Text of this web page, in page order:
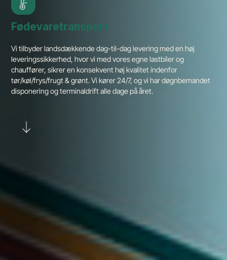
Fødevaretransport
Vi tilbyder landsdækkende dag-til-dag levering med en høj
leveringssikkerhed, hvor vi med vores egne lastbiler og
chauffører, sikrer en konsekvent høj kvalitet indenfor
tør/køl/frys/frugt & grønt. Vi kører 24/7, og vi har døgnbemandet
disponering og terminaldrift alle dage på året.